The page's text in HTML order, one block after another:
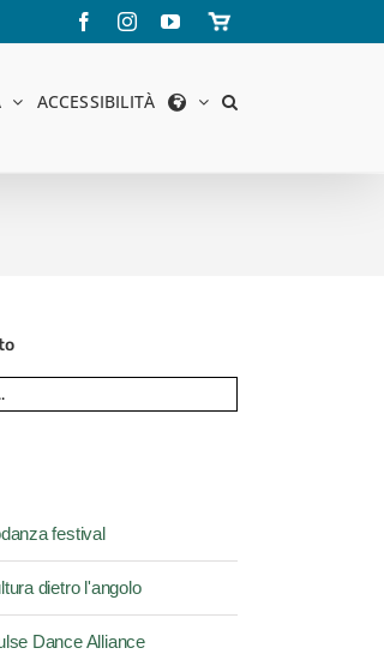
FacebookInstagramYouTube
Store
online
ACCESSIBILITÀ
festival
dietro l'angolo
Dance Alliance